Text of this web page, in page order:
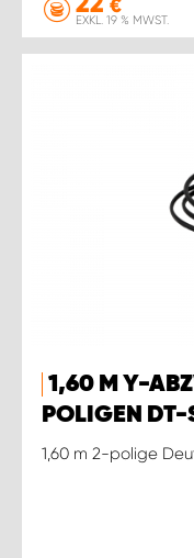
€
EXKL. 19 % MWST.
1,60 M Y-
POLIGEN DT-
1,60 m 2-polige